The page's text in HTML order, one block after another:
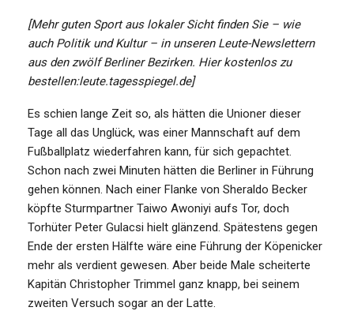
[Mehr guten Sport aus lokaler Sicht finden Sie – wie
auch Politik und Kultur – in unseren Leute-Newslettern
aus den zwölf Berliner Bezirken. Hier kostenlos zu
bestellen:leute.tagesspiegel.de]
Es schien lange Zeit so, als hätten die Unioner dieser
Tage all das Unglück, was einer Mannschaft auf dem
Fußballplatz wiederfahren kann, für sich gepachtet.
Schon nach zwei Minuten hätten die Berliner in Führung
gehen können. Nach einer Flanke von Sheraldo Becker
köpfte Sturmpartner Taiwo Awoniyi aufs Tor, doch
Torhüter Peter Gulacsi hielt glänzend. Spätestens gegen
Ende der ersten Hälfte wäre eine Führung der Köpenicker
mehr als verdient gewesen. Aber beide Male scheiterte
Kapitän Christopher Trimmel ganz knapp, bei seinem
zweiten Versuch sogar an der Latte.